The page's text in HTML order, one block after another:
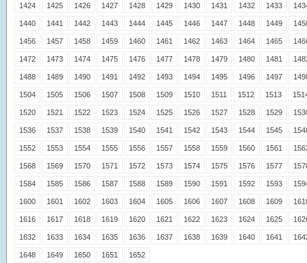
1424 1425 1426 1427 1428 1429 1430 1431 1432 1433
1440 1441 1442 1443 1444 1445 1446 1447 1448 1449
1456 1457 1458 1459 1460 1461 1462 1463 1464 1465
1472 1473 1474 1475 1476 1477 1478 1479 1480 1481
1488 1489 1490 1491 1492 1493 1494 1495 1496 1497
1504 1505 1506 1507 1508 1509 1510 1511 1512 1513
1520 1521 1522 1523 1524 1525 1526 1527 1528 1529
1536 1537 1538 1539 1540 1541 1542 1543 1544 1545
1552 1553 1554 1555 1556 1557 1558 1559 1560 1561
1568 1569 1570 1571 1572 1573 1574 1575 1576 1577
1584 1585 1586 1587 1588 1589 1590 1591 1592 1593
1600 1601 1602 1603 1604 1605 1606 1607 1608 1609
1616 1617 1618 1619 1620 1621 1622 1623 1624 1625
1632 1633 1634 1635 1636 1637 1638 1639 1640 1641
1648 1649 1650 1651 1652